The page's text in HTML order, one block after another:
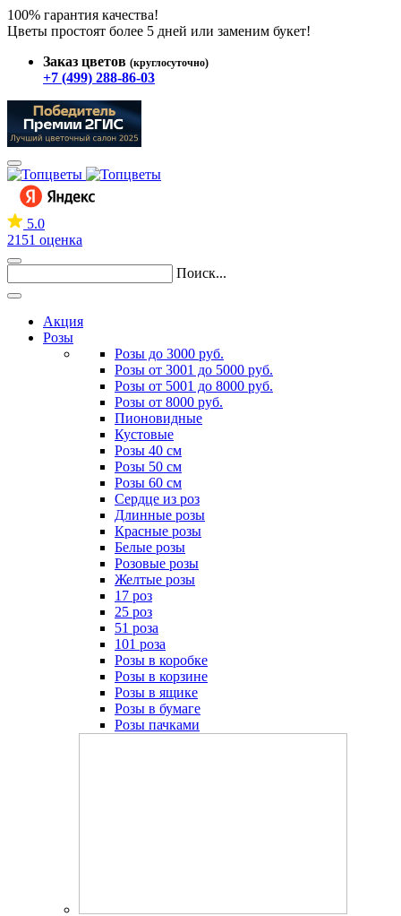
100% гарантия качества!
Цветы простоят более 5 дней или заменим букет!
Заказ цветов (круглосуточно)
+7 (499) 288-86-03
5.0
2151 оценка
Поиск...
Акция
Розы
Розы до 3000 руб.
Розы от 3001 до 5000 руб.
Розы от 5001 до 8000 руб.
Розы от 8000 руб.
Пионовидные
Кустовые
Розы 40 см
Розы 50 см
Розы 60 см
Сердце из роз
Длинные розы
Красные розы
Белые розы
Розовые розы
Желтые розы
17 роз
25 роз
51 роза
101 роза
Розы в коробке
Розы в корзине
Розы в ящике
Розы в бумаге
Розы пачками